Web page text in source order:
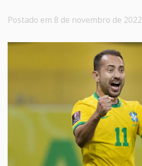
Postado em 8 de novembro de 2022